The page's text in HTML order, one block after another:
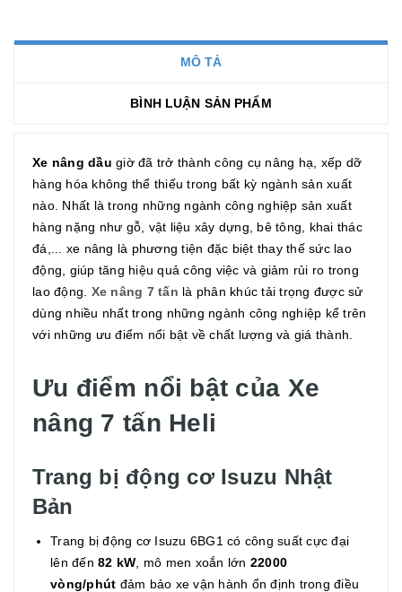
MÔ TẢ
BÌNH LUẬN SẢN PHẨM
Xe nâng dầu giờ đã trở thành công cụ nâng hạ, xếp dỡ
hàng hóa không thể thiếu trong bất kỳ ngành sản xuất
nào. Nhất là trong những ngành công nghiệp sản xuất
hàng nặng như gỗ, vật liệu xây dựng, bê tông, khai thác
đá,... xe nâng là phương tiện đặc biệt thay thế sức lao
động, giúp tăng hiệu quả công việc và giảm rủi ro trong
lao động. Xe nâng 7 tấn là phân khúc tải trọng được sử
dùng nhiều nhất trong những ngành công nghiệp kể trên
với những ưu điểm nổi bật về chất lượng và giá thành.
Ưu điểm nổi bật của Xe
nâng 7 tấn Heli
Trang bị động cơ Isuzu Nhật
Bản
Trang bị động cơ Isuzu 6BG1 có công suất cực đại
lên đến 82 kW , mô men xoắn lớn 22000
vòng/phút đảm bảo xe vận hành ổn định trong điều